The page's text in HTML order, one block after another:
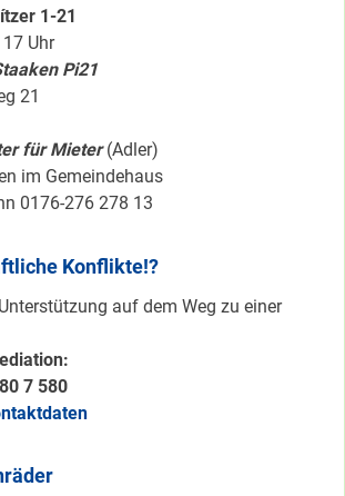
1-21
Uhr
Pi21
21
für Mieter(Adler)
im Gemeindehaus
0176-276 278 13
Konflikte!?
auf dem Weg zu einer
7 580